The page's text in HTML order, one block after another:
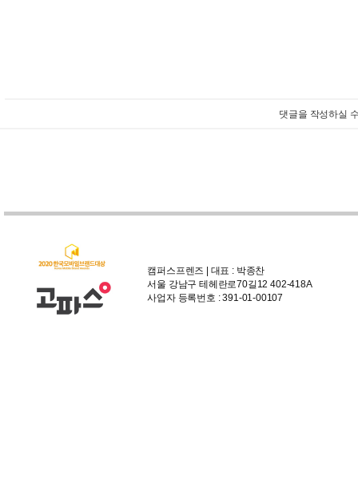
댓글을 작성하실
캠퍼스프렌즈 | 대표 : 박종찬
서울 강남구 테헤란로70길12 402-418A
사업자 등록번호 : 391-01-00107